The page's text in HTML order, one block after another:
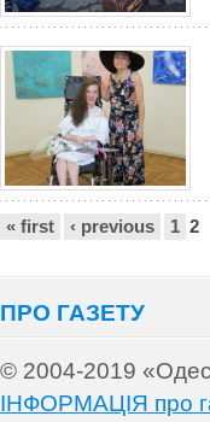
Сторінки
« first ‹ previous 1 2
ПРО ГАЗЕТУ
© 2004-2019
ІНФОРМАЦІЯ про